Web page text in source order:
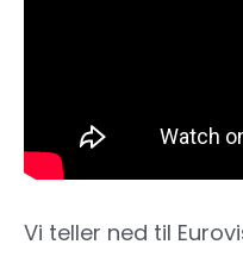
Vi teller ned til